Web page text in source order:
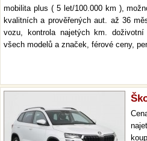
mobilita plus ( 5 let/100.000 km ),
kvalitních a prověřených aut. až 36
vozu, kontrola najetých km.
všech modelů a značek, férové ceny,